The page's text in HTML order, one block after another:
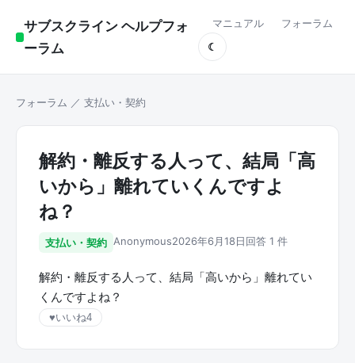
サブスクライン ヘルプフォ
ーラム
マニュアル フォーラム
☾
フォーラム ／ 支払い・契約
解約・離反する人って、結局「高
いから」離れていくんですよ
ね？
支払い・契約 Anonymous2026年6月18日回答 1 件
解約・離反する人って、結局「高いから」離れてい
くんですよね？
♥いいね4